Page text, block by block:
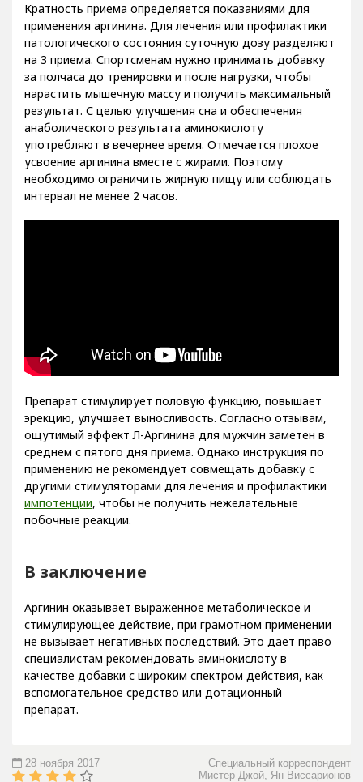
Кратность приема определяется показаниями для
применения аргинина. Для лечения или профилактики
патологического состояния суточную дозу разделяют
на 3 приема. Спортсменам нужно принимать добавку
за полчаса до тренировки и после нагрузки, чтобы
нарастить мышечную массу и получить максимальный
результат. С целью улучшения сна и обеспечения
анаболического результата аминокислоту
употребляют в вечернее время. Отмечается плохое
усвоение аргинина вместе с жирами. Поэтому
необходимо ограничить жирную пищу или соблюдать
интервал не менее 2 часов.
Препарат стимулирует половую функцию, повышает
эрекцию, улучшает выносливость. Согласно отзывам,
ощутимый эффект Л-Аргинина для мужчин заметен в
среднем с пятого дня приема. Однако инструкция по
применению не рекомендует совмещать добавку с
другими стимуляторами для лечения и профилактики
импотенции, чтобы не получить нежелательные
побочные реакции.
В заключение
Аргинин оказывает выраженное метаболическое и
стимулирующее действие, при грамотном применении
не вызывает негативных последствий. Это дает право
специалистам рекомендовать аминокислоту в
качестве добавки с широким спектром действия, как
вспомогательное средство или дотационный
препарат.
Специальный корреспондент
Мистер Джой, Ян Виссарионов
28 ноября 2017